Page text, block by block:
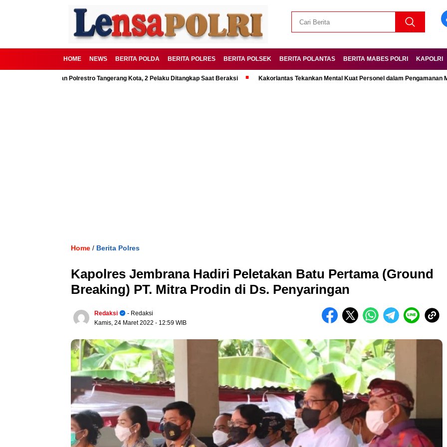
HOME NEWS BERITA POLDA BERITA POLRES BERITA POLSEK BERITA POLANTAS BERITA MABES POLRI KAPOLRI
Digagalkan Polrestro Tangerang Kota, 2 Pelaku Ditangkap Saat Beraksi Kakorlantas Tekankan Mental Kuat Personel dalam Pengamanan Mudik
Home / Berita Polres
Kapolres Jembrana Hadiri Peletakan Batu Pertama (Ground
Breaking) PT. Mitra Prodin di Ds. Penyaringan
Redaksi
- Redaksi
Kamis, 24 Maret 2022 - 12:59 WIB